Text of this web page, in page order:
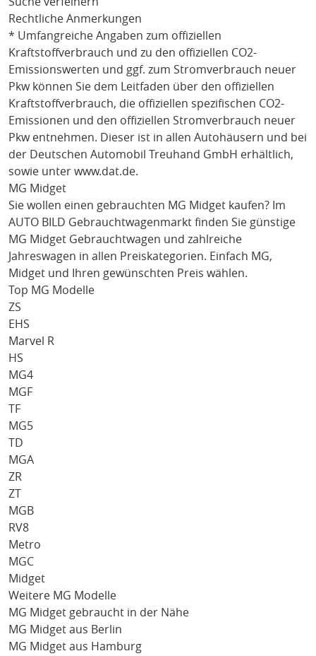
Rechtliche Anmerkungen
* Umfangreiche Angaben zum offiziellen
Kraftstoffverbrauch und zu den offiziellen CO2-
Emissionswerten und ggf. zum Stromverbrauch neuer
Pkw können Sie dem Leitfaden über den offiziellen
Kraftstoffverbrauch, die offiziellen spezifischen CO2-
Emissionen und den offiziellen Stromverbrauch neuer
Pkw entnehmen. Dieser ist in allen Autohäusern und bei
der Deutschen Automobil Treuhand GmbH erhältlich,
sowie unter www.dat.de.
MG Midget
Sie wollen einen gebrauchten MG Midget kaufen? Im
AUTO BILD Gebrauchtwagenmarkt finden Sie günstige
MG Midget Gebrauchtwagen und zahlreiche
Jahreswagen in allen Preiskategorien. Einfach MG,
Midget und Ihren gewünschten Preis wählen.
Top MG Modelle
ZS
EHS
Marvel R
HS
MG4
MGF
TF
MG5
TD
MGA
ZR
ZT
MGB
RV8
Metro
MGC
Midget
Weitere MG Modelle
MG Midget gebraucht in der Nähe
MG Midget aus Berlin
MG Midget aus Hamburg